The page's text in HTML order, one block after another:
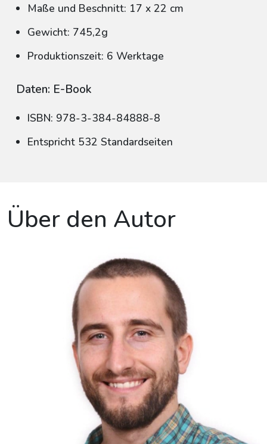
Maße und Beschnitt: 17 x 22 cm
Gewicht: 745,2g
Produktionszeit: 6 Werktage
Daten: E-Book
ISBN: 978-3-384-84888-8
Entspricht 532 Standardseiten
Über den Autor